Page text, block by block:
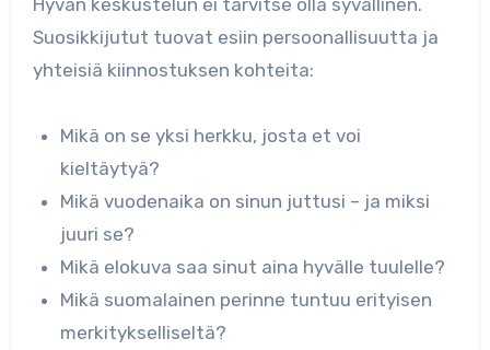
Hyvän keskustelun ei tarvitse olla syvällinen.
Suosikkijutut tuovat esiin persoonallisuutta ja
yhteisiä kiinnostuksen kohteita:
Mikä on se yksi herkku, josta et voi
kieltäytyä?
Mikä vuodenaika on sinun juttusi – ja miksi
juuri se?
Mikä elokuva saa sinut aina hyvälle tuulelle?
Mikä suomalainen perinne tuntuu erityisen
merkitykselliseltä?